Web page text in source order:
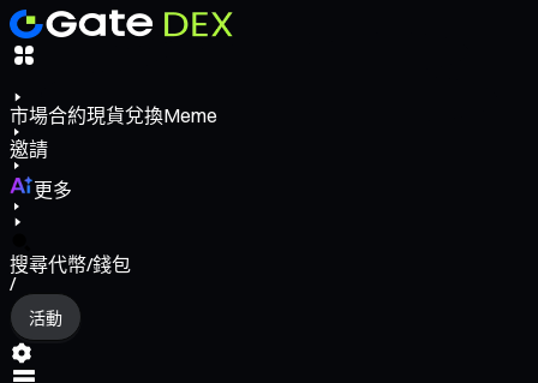
市場合約現貨兌換Meme
邀請
更多
搜尋代幣/錢包
/
活動